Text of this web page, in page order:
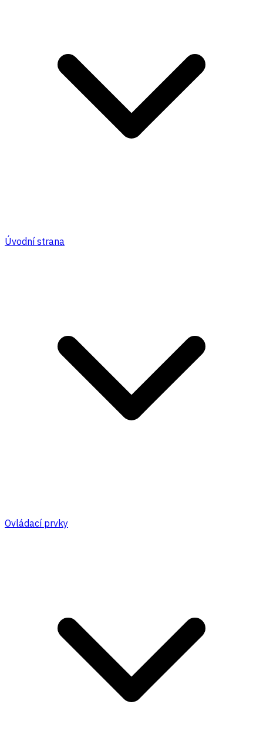
Úvodní strana
Ovládací prvky